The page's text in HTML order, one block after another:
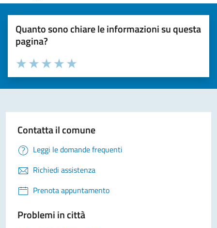
Quanto sono chiare le informazioni su questa
pagina?
Valuta la chiarezza delle informazioni (da 1 a 5 stelle)
Seleziona il numero di stelle per valutare la chiarezza delle
Valuta 5 stelle su 5
Valuta 4 stelle su 5
Valuta 3 stelle su 5
Valuta 2 stelle su 5
Valuta 1 stelle su 5
Contatta il comune
Leggi le domande frequenti
Richiedi assistenza
Prenota appuntamento
Problemi in città